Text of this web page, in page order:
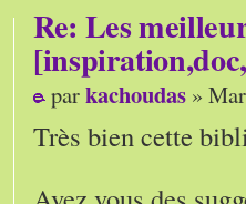
Re: Les
parkachoudas »
Très bien cette